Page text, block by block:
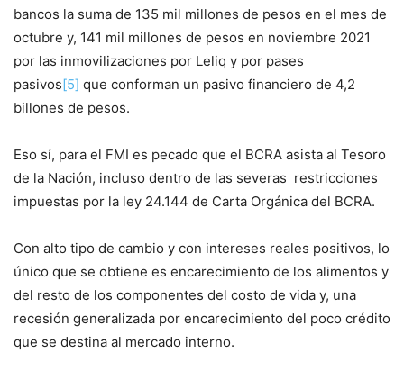
bancos la suma de 135 mil millones de pesos en el mes de
octubre y, 141 mil millones de pesos en noviembre 2021
por las inmovilizaciones por Leliq y por pases
pasivos[5] que conforman un pasivo financiero de 4,2
billones de pesos.
Eso sí, para el FMI es pecado que el BCRA asista al Tesoro
de la Nación, incluso dentro de las severas restricciones
impuestas por la ley 24.144 de Carta Orgánica del BCRA.
Con alto tipo de cambio y con intereses reales positivos, lo
único que se obtiene es encarecimiento de los alimentos y
del resto de los componentes del costo de vida y, una
recesión generalizada por encarecimiento del poco crédito
que se destina al mercado interno.